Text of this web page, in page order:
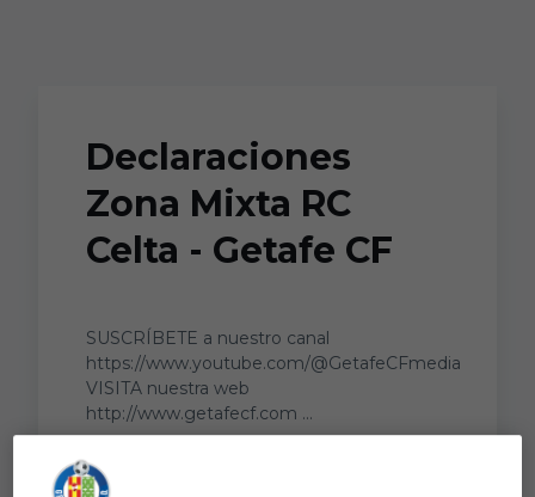
Declaraciones
Zona Mixta RC
Celta - Getafe CF
SUSCRÍBETE a nuestro canal
https://www.youtube.com/@GetafeCFmedia
VISITA nuestra web
http://www.getafecf.com ...